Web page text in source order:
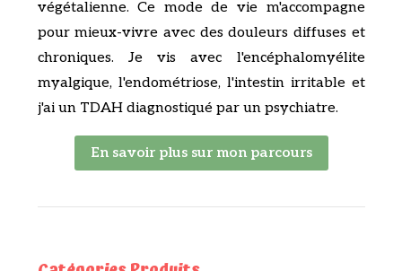
végétalienne. Ce mode de vie m'accompagne
pour mieux-vivre avec des douleurs diffuses et
chroniques. Je vis avec l'encéphalomyélite
myalgique, l'endométriose, l'intestin irritable et
j'ai un TDAH diagnostiqué par un psychiatre.
En savoir plus sur mon parcours